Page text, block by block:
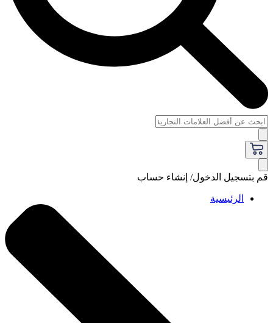
قم بتسجيل الدخول/ إنشاء حساب
الرئيسية